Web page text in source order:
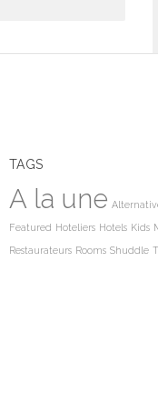
TAGS
A la une
Featured Hoteliers Hotels Kids
Restaurateurs Rooms Shuddle